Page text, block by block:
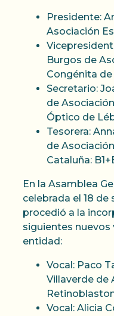
Presidente:
Asociación
Burgos de
Congénita de
Secretario:
de
Óptico de
Tesorera:
de
Cataluña:
En la Asamblea
celebrada el 18
procedió a la
siguientes nuevos
entidad:
Vocal: Paco
Villaverde de
Vocal: Alicia